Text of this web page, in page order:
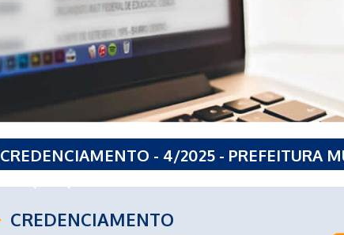
CREDENCIAMENTO - 4/2025 - PREFEITURA
CREDENCIAMENTO